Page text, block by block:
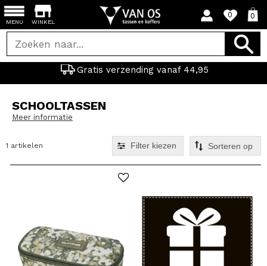
WINKEL
0 0
Gratis verzending vanaf 44,95
MENU
SCHOOLTASSEN
Meer informatie
1 artikelen Filter kiezen